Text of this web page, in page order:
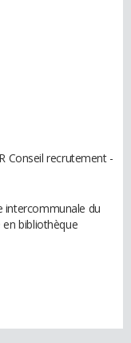
Conseil recrutement -
intercommunale du
en bibliothèque